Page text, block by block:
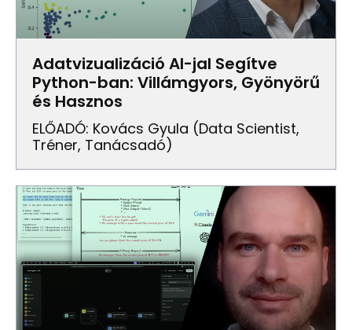
Adatvizualizáció AI-jal Segítve
Python-ban: Villámgyors, Gyönyörű
és Hasznos
ELŐADÓ: Kovács Gyula (data Scientist,
Tréner, Tanácsadó)